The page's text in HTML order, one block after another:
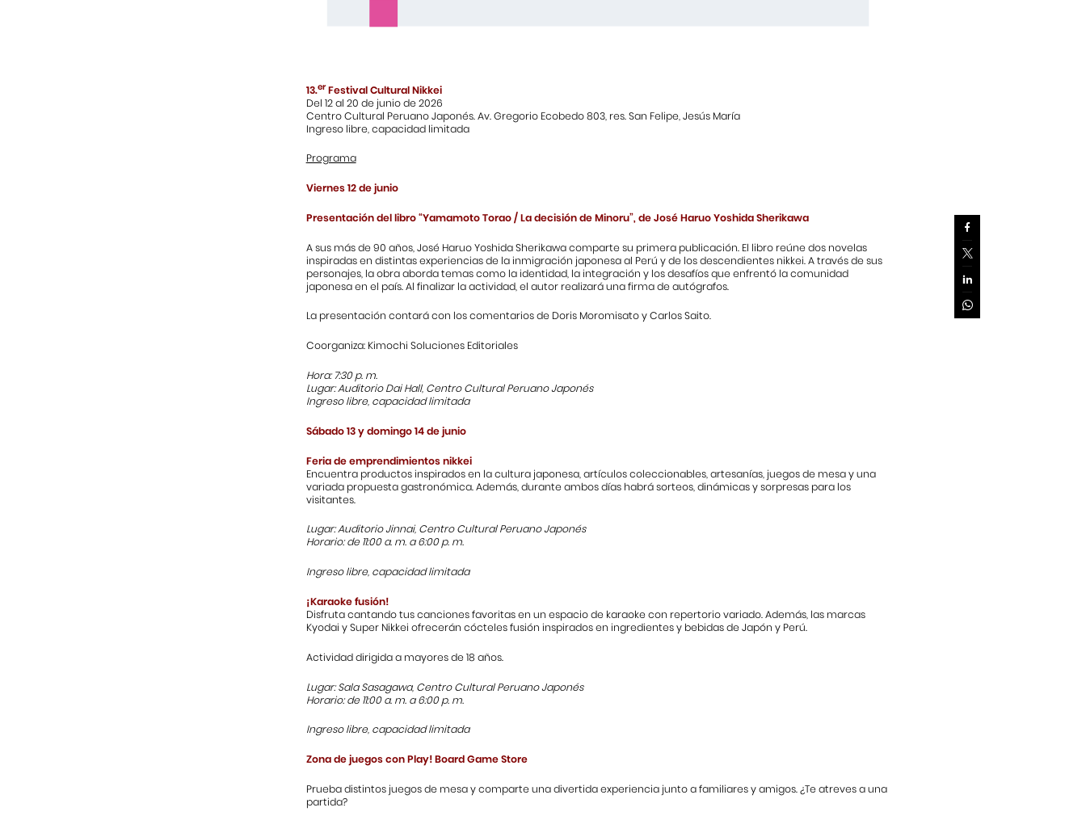
13.erFestival Cultural Nikkei
Del 12 al 20 de junio de 2026
Centro Cultural Peruano Japonés. Av. Gregorio Ecobedo 803, res. San Felipe, Jesús María
Ingreso libre, capacidad limitada
Programa
Viernes 12 de junio
Presentación del libro “Yamamoto Torao / La decisión de Minoru”, de José Haruo Yoshida Sherikawa
A sus más de 90 años, José Haruo Yoshida Sherikawa comparte su primera publicación. El libro reúne dos novelas
inspiradas en distintas experiencias de la inmigración japonesa al Perú y de los descendientes nikkei. A través de sus
personajes, la obra aborda temas como la identidad, la integración y los desafíos que enfrentó la comunidad
japonesa en el país. Al finalizar la actividad, el autor realizará una firma de autógrafos.
La presentación contará con los comentarios de Doris Moromisato y Carlos Saito.
Coorganiza: Kimochi Soluciones Editoriales
Hora: 7:30 p. m.
Lugar: Auditorio Dai Hall, Centro Cultural Peruano Japonés
Ingreso libre, capacidad limitada
Sábado 13 y domingo 14 de junio
Feria de emprendimientos nikkei
Encuentra productos inspirados en la cultura japonesa, artículos coleccionables, artesanías, juegos de mesa y una
variada propuesta gastronómica. Además, durante ambos días habrá sorteos, dinámicas y sorpresas para los
visitantes.
Lugar: Auditorio Jinnai, Centro Cultural Peruano Japonés
Horario: de 11:00 a. m. a 6:00 p. m.
Ingreso libre, capacidad limitada
¡Karaoke fusión!
Disfruta cantando tus canciones favoritas en un espacio de karaoke con repertorio variado. Además, las marcas
Kyodai y Super Nikkei ofrecerán cócteles fusión inspirados en ingredientes y bebidas de Japón y Perú.
Actividad dirigida a mayores de 18 años.
Lugar: Sala Sasagawa, Centro Cultural Peruano Japonés
Horario: de 11:00 a. m. a 6:00 p. m.
Ingreso libre, capacidad limitada
Zona de juegos con Play! Board Game Store
Prueba distintos juegos de mesa y comparte una divertida experiencia junto a familiares y amigos. ¿Te atreves a una
partida?